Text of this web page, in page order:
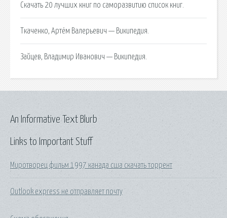
Скачать 20 лучших книг по саморазвитию список книг.
Ткаченко, Артём Валерьевич — Википедия.
Зайцев, Владимир Иванович — Википедия.
Links to Important Stuff
Миротворец фильм 1997 канада сша скачать торрент
Outlook express не отправляет почту
An Informative Text Blurb